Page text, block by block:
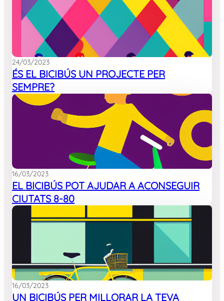
24/03/2023
ÉS EL BICIBÚS UN PROJECTE PER
SEMPRE?
16/03/2023
EL BICIBÚS POT AJUDAR A ACONSEGUIR
CIUTATS 8-80
16/03/2023
UN BICIBÚS PER MILLORAR LA TEVA